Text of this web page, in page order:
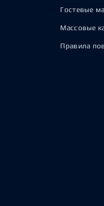
Гостевые
Массовые
Правила